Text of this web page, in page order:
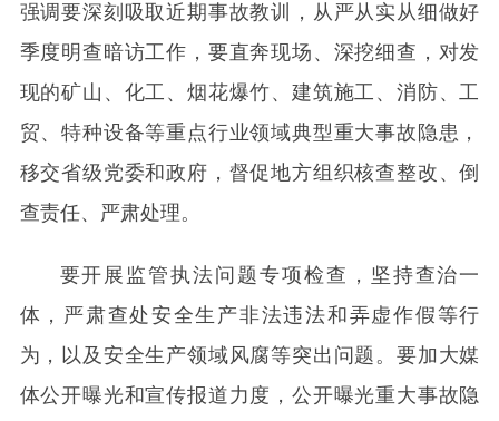
强调要深刻吸取近期事故教训，从严从实从细做好
季度明查暗访工作，要直奔现场、深挖细查，对发
现的矿山、化工、烟花爆竹、建筑施工、消防、工
贸、特种设备等重点行业领域典型重大事故隐患，
移交省级党委和政府，督促地方组织核查整改、倒
查责任、严肃处理。
要开展监管执法问题专项检查，坚持查治一
体，严肃查处安全生产非法违法和弄虚作假等行
为，以及安全生产领域风腐等突出问题。要加大媒
体公开曝光和宣传报道力度，公开曝光重大事故隐